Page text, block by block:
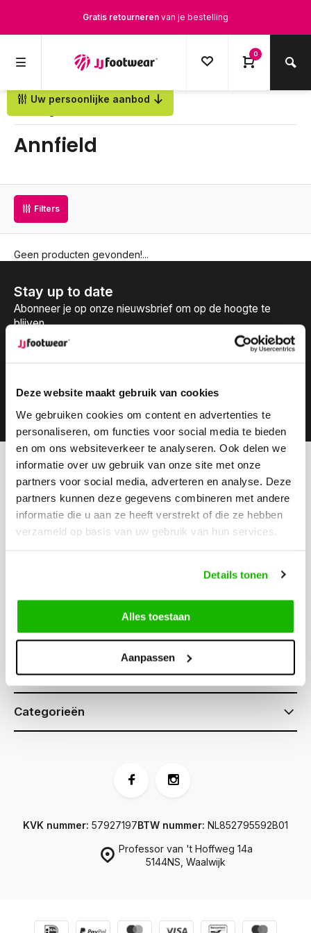
Deze website maakt gebruik van cookies
We gebruiken cookies om content en advertenties te
personaliseren, om functies voor social media te bieden
en om ons websiteverkeer te analyseren. Ook delen we
informatie over uw gebruik van onze site met onze
partners voor social media, adverteren en analyse. Deze
partners kunnen deze gegevens combineren met andere
informatie die u aan ze heeft verstrekt of die ze hebben
verzameld op basis van uw gebruik van hun services.
Details tonen
Alles toestaan
Aanpassen
Gratis retourneren van je bestelling
0
Uw persoonlijke aanbod
Annfield
Filters
Geen producten gevonden!...
Stay up to date
Abonneer je op onze nieuwsbrief om op de hoogte te
blijven.
Kunnen we helpen?
Klantenservice:
Bel ons
0416-272223
Klantenservice
Informatie
Categorieën
Professor van 't Hoffweg 14a
5144NS, Waalwijk
KVK nummer: 57927197BTW nummer: NL852795592B01